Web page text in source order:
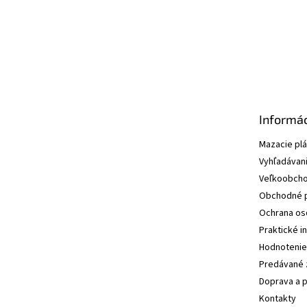
Mazacie
Obchodné
Ochrana
Praktické
Predávané
Doprava a
Kontakty